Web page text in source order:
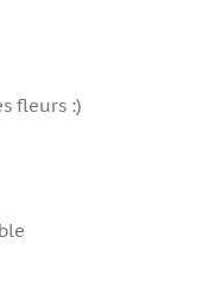
fleurs :)